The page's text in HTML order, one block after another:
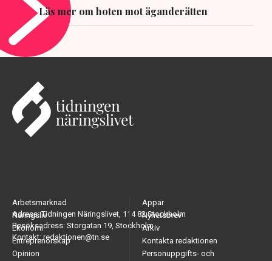
Läs mer om hoten mot äganderätten
Adress: Tidningen Näringslivet, 114 82 Stockholm
Besöksadress: Storgatan 19, Stockholm
Kontakt: redaktionen@tn.se
Arbetsmarknad
Näringsliv
Ekonomi
Entreprenörskap
Opinion
Appar
Nyhetsbrev
Arkiv
Kontakta redaktionen
Personuppgifts- och